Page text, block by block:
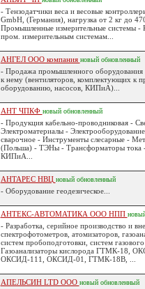
- Тензодатчики веса и весовые
GmbH, (Германия), нагрузка от 2 кг до
Промышленные измерительные системы -
пром. измерительным системам...
АНГЕЛ ООО компания новый обновленный
- Продажа промышленного оборудования
к нему (вентиляторов, комплектующих к
оборудованию, насосов, КИПиА)...
АНТ ЧПКФ новый обновленный
- Продукция кабельно-проводниковая -
Электроматериалы -
сварочное - Инструменты слесарные -
(Польша) - ТЭНы - Трансформаторы тока
КИПиА...
АНТАРЕС НВЦ новый обновленный
- Оборудование геодезическое...
АНТЕКС-АВТОМАТИКА ООО НПП
- Разработка, серийное производство и
спектрофотометров, атомизаторов,
систем пробоподготовки, систем
Газоанализаторы кислорода ГТМК-18,
ОКСИД-111, ОКСИД-01, ГТМК-18В, ...
АПЕЛЬСИН LTD ООО новый обновленный